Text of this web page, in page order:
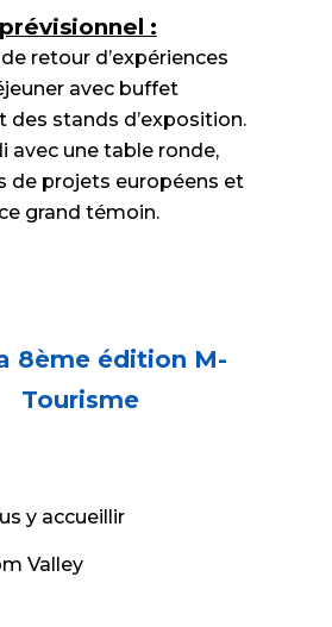
:
retour d’expériences
avec buffet
des stands d’exposition.
avec une table ronde,
de projets européens et
grand témoin.
8ème édition M-
Tourisme
y accueillir
Valley